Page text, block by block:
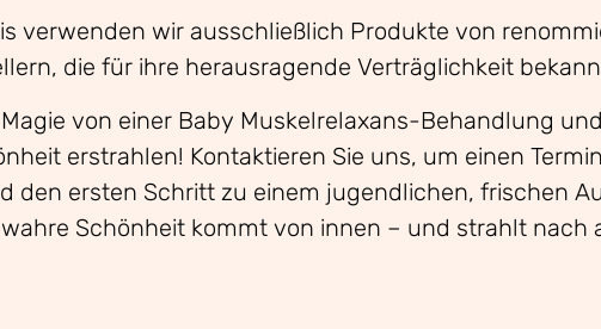
verwenden wir ausschließlich Produkte von
die für ihre herausragende Verträglichkeit
von einer Baby Muskelrelaxans-Behandlung
erstrahlen! Kontaktieren Sie uns, um einen
den ersten Schritt zu einem jugendlichen, frischen
Schönheit kommt von innen – und strahlt nach